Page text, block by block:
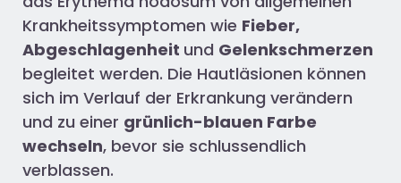
Krankheitssymptomen wie Fieber,
Abgeschlagenheit und Gelenkschmerzen
begleitet werden. Die Hautläsionen können
sich im Verlauf der Erkrankung verändern
und zu einer grünlich-blauen Farbe
wechseln, bevor sie schlussendlich
verblassen.